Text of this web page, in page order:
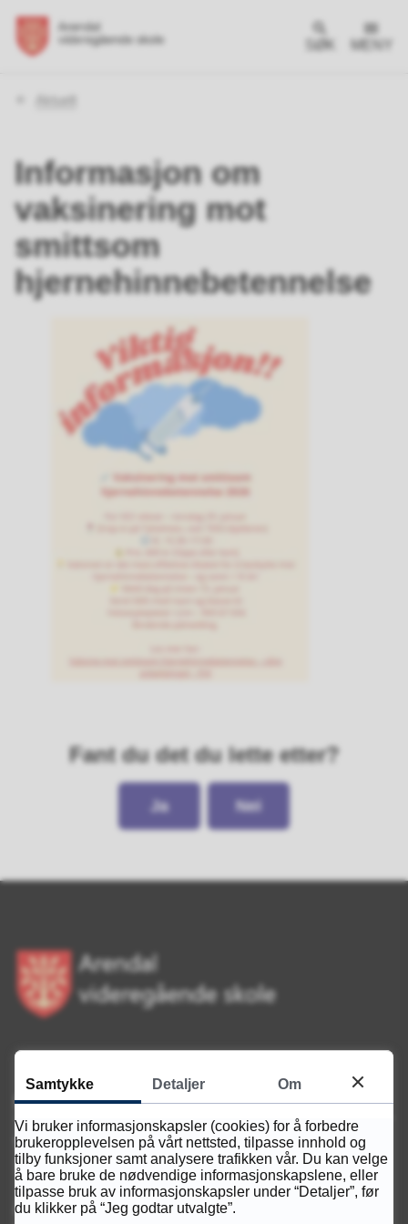
SØK MENY
Aktuelt
Informasjon om
vaksinering mot
smittsom
hjernehinnebetennelse
Fant du det du lette etter?
Ja Nei
Servicetorget
Telefon
37 00 02 00
Åpningstider
Samtykke Detaljer Om
Vi bruker informasjonskapsler (cookies) for å forbedre
brukeropplevelsen på vårt nettsted, tilpasse innhold og
tilby funksjoner samt analysere trafikken vår. Du kan velge
å bare bruke de nødvendige informasjonskapslene, eller
tilpasse bruk av informasjonskapsler under “Detaljer”, før
du klikker på “Jeg godtar utvalgte”.